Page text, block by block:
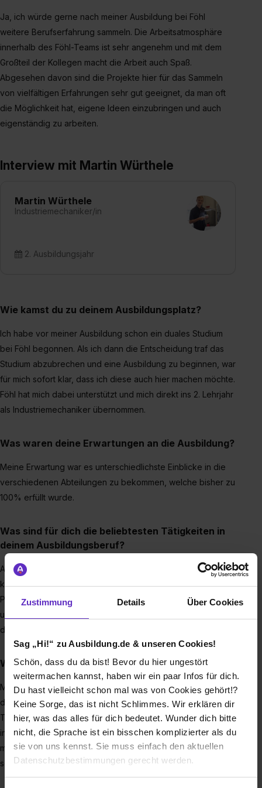
Zustimmung Details Über Cookies
Sag „Hi!“ zu Ausbildung.de & unseren Cookies!
Schön, dass du da bist! Bevor du hier ungestört
weitermachen kannst, haben wir ein paar Infos für dich.
Du hast vielleicht schon mal was von Cookies gehört!?
Keine Sorge, das ist nicht Schlimmes. Wir erklären dir
hier, was das alles für dich bedeutet. Wunder dich bitte
nicht, die Sprache ist ein bisschen komplizierter als du
sie von uns kennst. Sie muss einfach den aktuellen
Datenschutzbestimmungen gerecht werden.
Ja, ich würde gerne nach meiner Ausbildung bei Föhl
weitere Berufserfahrung sammeln. Die Arbeitsatmosphäre
innerhalb des Föhl-Teams ist sehr angenehm und mit dem
Großteil der Kollegen macht die Arbeit auch Spaß.
Abgesehen davon sind die Projekte hier für das Sammeln
von vielfältigen Erfahrungen sehr gut geeignet, da man oft
die Möglichkeit hat, eigene Ideen einzubringen und auch
eigenständig zu arbeiten.
Interview mit Martin Würthele
Martin Würthele
Industriemechaniker/in
2. Ausbildungsjahr
Wie kamst du zu deinem Ausbildungsplatz?
Ich habe vor meiner Ausbildung schon ein duales Studium
bei Föhl begonnen. Als ich dann die Entscheidung traf das
Studium abzubrechen und eine Ausbildung zu beginnen, war
für mich sofort klar, dass ich diese auch hier machen möchte.
Föhl hat mich dabei unterstützt und mich direkt ins 2. Lehrjahr
als Industriemechaniker übernommen.
Was waren deine Erwartungen an die Ausbildung?
Meine Erwartung war es unterschiedlichste Einblicke in die
verschiedenen Abteilungen zu bekommen, welche bisher zu
100% erfüllt wurde.
Was sind für dich die beliebtesten Tätigkeiten in
deinem Ausbildungsberuf?
Am besten hat mir die Arbeit im Engineering gefallen. Dort
konnte ich bei der Konstruktion von Vorrichtungen und
Prüflehren, sowie auch bei der Zeichnungserstellung
unterstützen. Mir hat das Arbeitsumfeld dort gut gefallen und
die Tätigkeiten sagen mir sehr zu.
Wie wirst du als Azubi behandelt?
Man fühlt sich meistens schon nach kurzer Zeit wie ein Teil
der Abteilung, in der man gerade arbeitet und darf viele
Tätigkeiten selbstständig ausführen. Außerdem hat man auch
in jeder Abteilung einen Ansprechpartner, an den man sich
mit allen Fragen wenden kann, wodurch man sich sehr
schnell gut aufgehoben fühlt.